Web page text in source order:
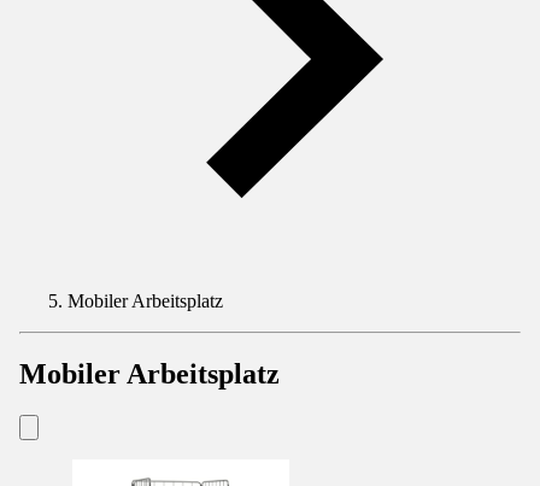
Mobiler Arbeitsplatz
Mobiler Arbeitsplatz